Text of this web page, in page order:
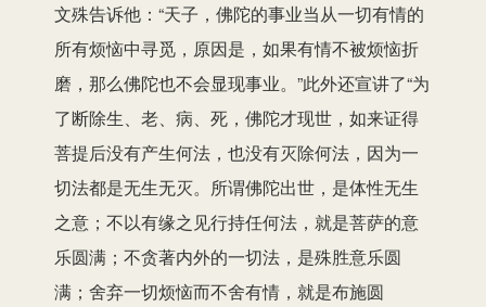
文殊告诉他：“天子，佛陀的事业当从一切有情的
所有烦恼中寻觅，原因是，如果有情不被烦恼折
磨，那么佛陀也不会显现事业。”此外还宣讲了“为
了断除生、老、病、死，佛陀才现世，如来证得
菩提后没有产生何法，也没有灭除何法，因为一
切法都是无生无灭。所谓佛陀出世，是体性无生
之意；不以有缘之见行持任何法，就是菩萨的意
乐圆满；不贪著内外的一切法，是殊胜意乐圆
满；舍弃一切烦恼而不舍有情，就是布施圆